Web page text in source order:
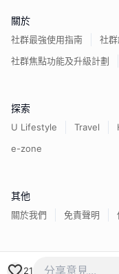
21
關於
社群最強使用指南
社
社群焦點功能及升級計劃
探索
U Lifestyle Travel
e-zone
其他
關於我們 免責聲明
香港經濟日報版權所有©